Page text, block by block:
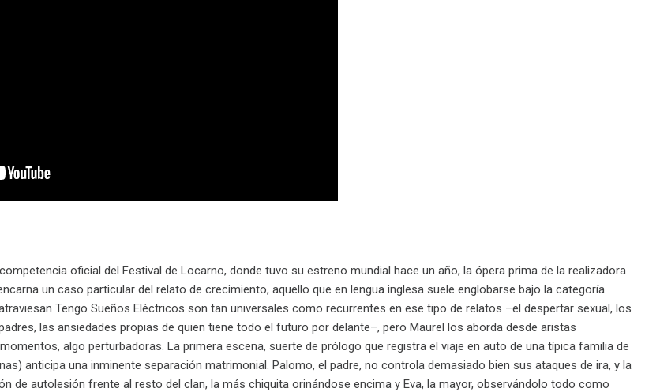
oficial del Festival de Locarno, donde tuvo su estreno mundial hace un año, la ópera prima de la realizadora
un caso particular del relato de crecimiento, aquello que en lengua inglesa suele englobarse bajo la categoría
Tengo Sueños Eléctricos son tan universales como recurrentes en ese tipo de relatos –el despertar sexual, los
las ansiedades propias de quien tiene todo el futuro por delante–, pero Maurel los aborda desde aristas
algo perturbadoras. La primera escena, suerte de prólogo que registra el viaje en auto de una típica familia de
anticipa una inminente separación matrimonial. Palomo, el padre, no controla demasiado bien sus ataques de ira, y la
de autolesión frente al resto del clan, la más chiquita orinándose encima y Eva, la mayor, observándolo todo como